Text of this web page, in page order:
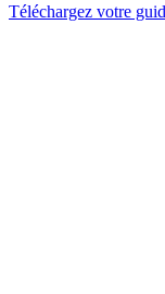
Téléchargez votre